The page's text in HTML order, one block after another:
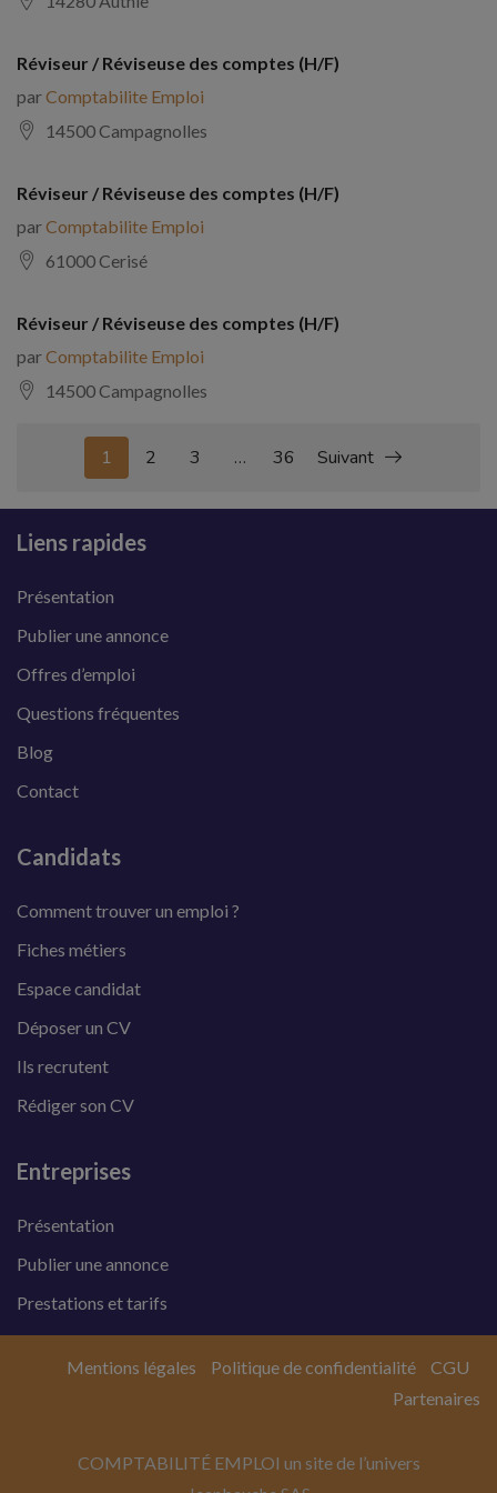
Réviseur / Réviseuse des comptes (H/F)
parComptabilite Emploi
14500 Campagnolles
Réviseur / Réviseuse des comptes (H/F)
parComptabilite Emploi
61000 Cerisé
Réviseur / Réviseuse des comptes (H/F)
parComptabilite Emploi
14500 Campagnolles
1 2 3 … 36 Suivant
Liens rapides
Présentation
Publier une annonce
Offres d’emploi
Questions fréquentes
Blog
Contact
Candidats
Comment trouver un emploi ?
Fiches métiers
Espace candidat
Déposer un CV
Ils recrutent
Rédiger son CV
Entreprises
Présentation
Publier une annonce
Prestations et tarifs
COMPTABILITÉ EMPLOI un site de l’univers
Mentions légales Politique de confidentialité
CGU
Partenaires